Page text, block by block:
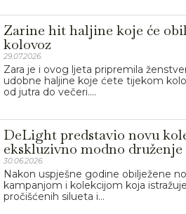
Zarine hit haljine koje će
kolovoz
29.07.2026.
Zara je i ovog ljeta pripremila
udobne haljine koje ćete tijekom
od jutra do večeri....
DeLight predstavio novu
ekskluzivno modno druženje
30.06.2026.
Nakon uspješne godine obilježene
kampanjom i kolekcijom koja
pročišćenih silueta i...